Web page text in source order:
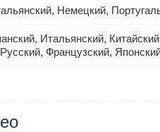
Немецкий,
Итальянский,
Французский,